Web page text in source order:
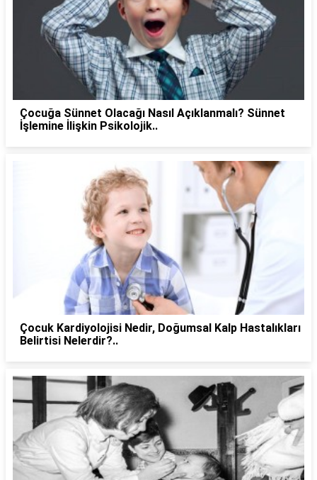
Çocuğa Sünnet Olacağı Nasıl Açıklanmalı? Sünnet
İşlemine İlişkin Psikolojik..
Çocuk Kardiyolojisi Nedir, Doğumsal Kalp Hastalıkları
Belirtisi Nelerdir?..